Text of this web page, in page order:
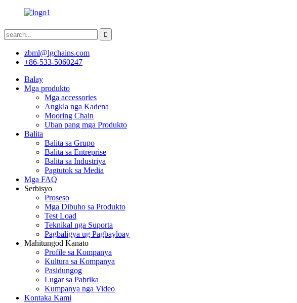
zbml@lgchains.com
+86-533-5060247
Balay
Mga produkto
Mga accessories
Angkla nga Kadena
Mooring Chain
Uban pang mga Produkto
Balita
Balita sa Grupo
Balita sa Entreprise
Balita sa Industriya
Pagtutok sa Media
Mga FAQ
Serbisyo
Proseso
Mga Dibuho sa Produkto
Test Load
Teknikal nga Suporta
Pagbaligya ug Pagbayloay
Mahitungod Kanato
Profile sa Kompanya
Kultura sa Kompanya
Pasidungog
Lugar sa Pabrika
Kumpanya nga Video
Kontaka Kami